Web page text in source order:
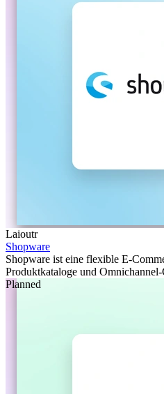
Laioutr
Shopware
Shopware ist eine flexible E-
Produktkataloge und Omnichannel-
Planned